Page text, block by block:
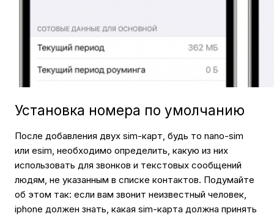
Установка номера по умолчанию
После добавления двух sim-карт, будь то nano-sim
или esim, необходимо определить, какую из них
использовать для звонков и текстовых сообщений
людям, не указанным в списке контактов. Подумайте
об этом так: если вам звонит неизвестный человек,
iphone должен знать, какая sim-карта должна принять